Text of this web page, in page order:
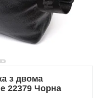
з двома
22379 Чорна